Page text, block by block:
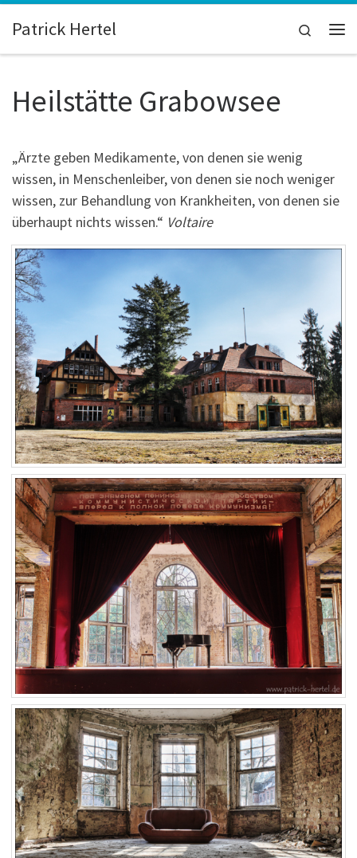
Zum Inhalt springen
Patrick Hertel
Search
Heilstätte Grabowsee
„Ärzte geben Medikamente, von denen sie wenig
wissen, in Menschenleiber, von denen sie noch weniger
wissen, zur Behandlung von Krankheiten, von denen sie
überhaupt nichts wissen.“ Voltaire